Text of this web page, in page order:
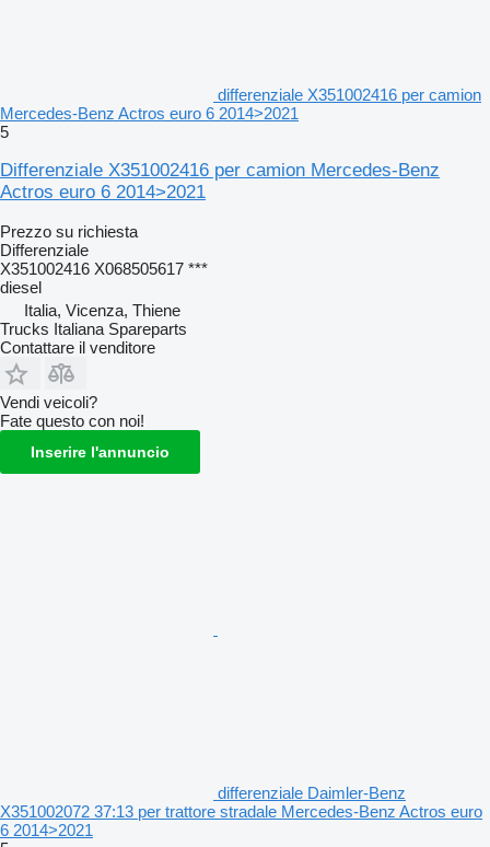
differenziale X351002416 per camion
Mercedes-Benz Actros euro 6 2014>2021
5
Differenziale X351002416 per camion Mercedes-Benz
Actros euro 6 2014>2021
Prezzo su richiesta
Differenziale
X351002416 X068505617 ***
diesel
Italia, Vicenza, Thiene
Trucks Italiana Spareparts
Contattare il venditore
Vendi veicoli?
Fate questo con noi!
Inserire l'annuncio
differenziale Daimler-Benz
X351002072 37:13 per trattore stradale Mercedes-Benz Actros euro
6 2014>2021